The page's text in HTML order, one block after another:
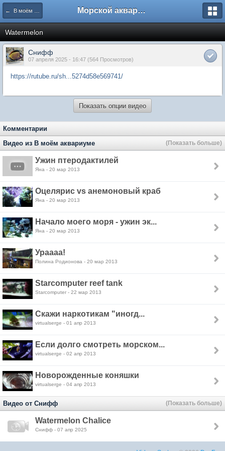
← В моём аквариуме Морской аквариум. Форумы ReefCentral.ru
Watermelon
Снифф
07 апреля 2025 - 16:47 (564 Просмотров)
https://rutube.ru/sh...5274d58e569741/
Показать опции видео
Комментарии
Видео из В моём аквариуме
(Показать больше)
Ужин птеродактилей
Яна - 20 мар 2013
Оцелярис vs анемоновый краб
Яна - 20 мар 2013
Начало моего моря - ужин эк...
Яна - 20 мар 2013
Ураааа!
Полина Родионова - 20 мар 2013
Starcomputer reef tank
Starcomputer - 22 мар 2013
Скажи наркотикам "иногд...
virtualserge - 01 апр 2013
Если долго смотреть морском...
virtualserge - 02 апр 2013
Новорожденные коняшки
virtualserge - 04 апр 2013
Видео от Снифф (Показать больше)
Watermelon Chalice
Снифф - 07 апр 2025